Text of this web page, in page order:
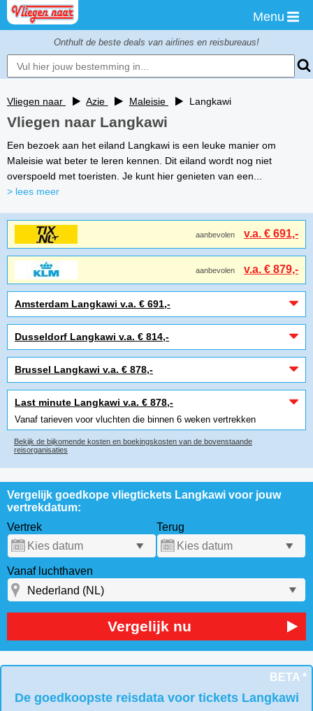
Menu
Onthult de beste deals van airlines en reisbureaus!
Vliegen naar Azie Maleisie Langkawi
Vliegen naar Langkawi
Een bezoek aan het eiland Langkawi is een leuke manier om
Maleisie wat beter te leren kennen. Dit eiland wordt nog niet
overspoeld met toeristen. Je kunt hier genieten van een...
> lees meer
aanbevolen v.a. € 691,-
aanbevolen v.a. € 879,-
Amsterdam Langkawi v.a. € 691,-
Dusseldorf Langkawi v.a. € 814,-
Brussel Langkawi v.a. € 878,-
Last minute Langkawi v.a. € 878,-
Vanaf tarieven voor vluchten die binnen 6 weken vertrekken
Bekijk de bijkomende kosten en boekingskosten van de bovenstaande
reisorganisaties
Vergelijk goedkope vliegtickets Langkawi voor jouw
vertrekdatum:
Vertrek
Terug
Vanaf luchthaven
Vergelijk nu
BETA *
De goedkoopste reisdata voor tickets Langkawi